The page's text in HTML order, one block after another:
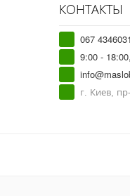
КОНТАКТЫ
067 4346031
9:00 -
г. Киев,